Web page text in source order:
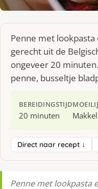
Penne met
gerecht uit de
ongeveer 20
penne, busseltje
BEREIDINGSTIJD
20 minuten
Direct naar recept ↓
Penne met lookpasta